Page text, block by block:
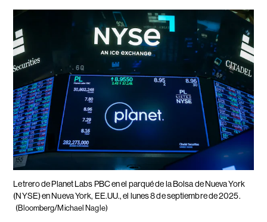
Letrero de Planet Labs PBC en el parqué de la Bolsa de Nueva York
(NYSE) en Nueva York, EE.UU., el lunes 8 de septiembre de 2025.
(Bloomberg/Michael Nagle)